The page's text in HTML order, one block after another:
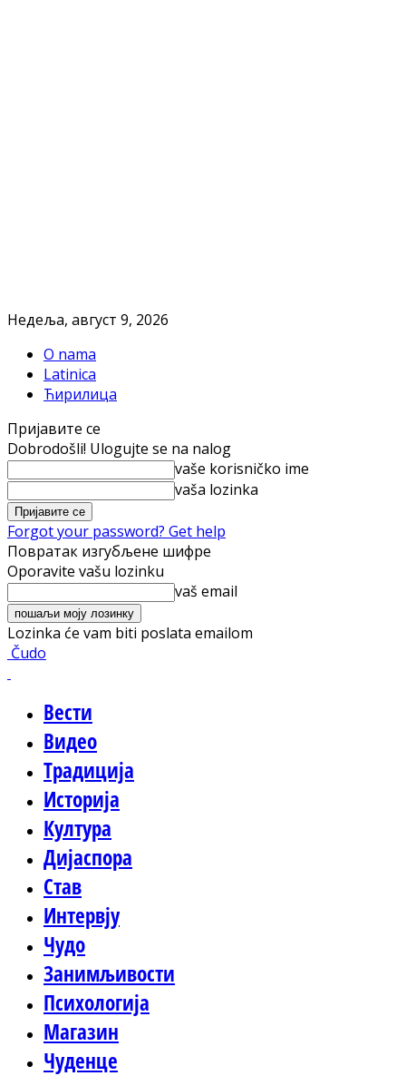
Недеља, август 9, 2026
O nama
Latinica
Ћирилица
Пријавите се
Dobrodošli! Ulogujte se na nalog
vaše korisničko ime
vaša lozinka
Forgot your password? Get help
Повратак изгубљене шифре
Oporavite vašu lozinku
vaš email
Lozinka će vam biti poslata emailom
Čudo
Вести
Видео
Традиција
Историја
Култура
Дијаспора
Став
Интервју
Чудо
Занимљивости
Психологија
Магазин
Чуденце